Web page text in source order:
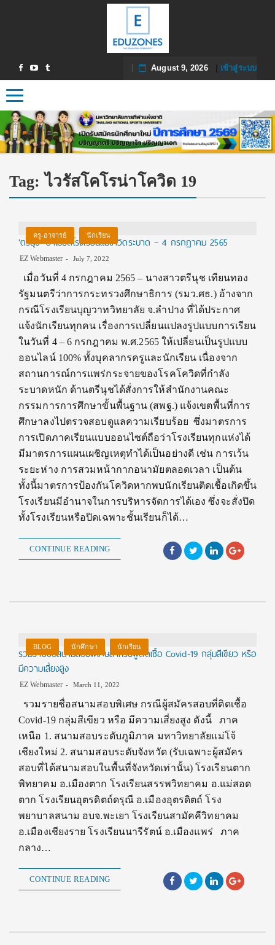
August 9, 2026| เข้าสู่ระบบ
Toggle navigation
Tag: ไวรัสโคโรน่าโควิด 19
ครู-อาจารย์ นักเรียน
‘ตรีนุช’ ย้ำไม่ปิดโรงเรียนแม้โควิดระบาด – 4 กรกฎาคม 2565
EZ Webmaster July 7, 2022
เมื่อวันที่ 4 กรกฎาคม 2565 – นางสาวตรีนุช เทียนทอง
รัฐมนตรีว่าการกระทรวงศึกษาธิการ (รมว.ศธ.) อ้างจาก
กรณีโรงเรียนบุญวาทวิทยาลัย จ.ลำปาง ที่ได้ประกาศ
แจ้งนักเรียนทุกคน เรื่องการเปลี่ยนแปลงรูปแบบการเรียน
ในวันที่ 4 – 6 กรกฎาคม พ.ศ.2565 ให้เปลี่ยนเป็นรูปแบบ
ออนไลน์ 100% ทั้งบุคลากรครูและนักเรียน เนื่องจาก
สถานการณ์การแพร่กระจายของโรคโควิดที่กำลัง
ระบาดหนัก ด้านตรีนุชได้สั่งการให้สำนักงานคณะ
กรรมการการศึกษาขั้นพื้นฐาน (สพฐ.) แจ้งเขตพื้นที่การ
ศึกษาลงไปตรวจสอบดูแลความเรียบร้อย ซึ่งมาตรการ
การเปิดภาคเรียนแบบออนไซต์ถือว่าโรงเรียนทุกแห่งได้
มีมาตรการแผนเผชิญเหตุทำได้เป็นอย่างดี เช่น การเว้น
ระยะห่าง การสวมหน้ากากอนามัยตลอดเวลา เป็นต้น
ทั้งนี้มาตรการป้องกันโควิดหากพบนักเรียนติดเชื้อเกิดขึ้น
โรงเรียนมีอำนาจในการบริหารจัดการได้เอง ซึ่งจะสั่งปิด
ทั้งโรงเรียนหรือปิดเฉพาะชั้นเรียนก็ได้…
CONTINUE READING
BLOG นักศึกษา นักเรียน
รวมรายชื่อสนามสอบพิเศษสำหรับผู้ติดเชื้อ Covid-19 กลุ่มสีเขียว หรือ
มีความเสี่ยงสูง
EZ Webmaster March 11, 2022
รวมรายชื่อสนามสอบพิเศษ กรณีผู้สมัครสอบที่ติดเชื้อ
Covid-19 กลุ่มสีเขียว หรือ มีความเสี่ยงสูง ดังนี้ ภาค
เหนือ 1. สนามสอบระดับภูมิภาค มหาวิทยาลัยแม่โจ้
เชียงใหม่ 2. สนามสอบระดับจังหวัด (รับเฉพาะผู้สมัคร
สอบที่ได้สนามสอบในพื้นที่จังหวัดเท่านั้น) โรงเรียนตาก
พิทยาคม อ.เมืองตาก โรงเรียนสรรพวิทยาคม อ.แม่สอด
ตาก โรงเรียนอุตรดิตถ์ดรุณี อ.เมืองอุตรดิตถ์ โรง
พยาบาลสนาม อบจ.พะเยา โรงเรียนสามัคคีวิทยาคม
อ.เมืองเชียงราย โรงเรียนนารีรัตน์ อ.เมืองแพร่ ภาค
กลาง…
CONTINUE READING